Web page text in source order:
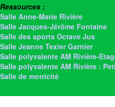
Ressources :
Salle Anne-Marie Rivière
Salle Jacques-Jérôme Fontaine
Salle des sports Octave Jus
Salle Jeanne Texier Garnier
Salle polyvalente AM Rivière-
Salle polyvalente AM Rivière :
Salle de motricité